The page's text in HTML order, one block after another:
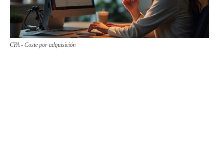
CPA - Coste por adquisición